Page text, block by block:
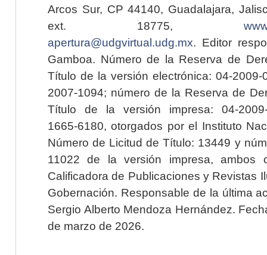
Arcos Sur, CP 44140, Guadalajara,
ext. 18775,
apertura@udgvirtual.udg.mx. Editor
Gamboa. Número de la Reserva de
Título de la versión electrónica: 04-2009-
2007-1094; número de la Reserva de
Título de la versión impresa: 04-2009-
1665-6180, otorgados por el Instituto
Número de Licitud de Título: 13449 y
11022 de la versión impresa, ambos
Calificadora de Publicaciones y Revistas
Gobernación. Responsable de la última
Sergio Alberto Mendoza Hernández.
de marzo de 2026.